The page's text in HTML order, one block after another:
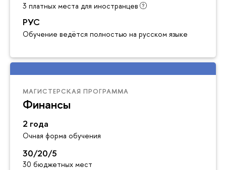
3 платных места для иностранцев
РУС
Обучение ведётся полностью на русском языке
МАГИСТЕРСКАЯ ПРОГРАММА
Финансы
2 года
Очная форма обучения
30/20/5
30 бюджетных мест